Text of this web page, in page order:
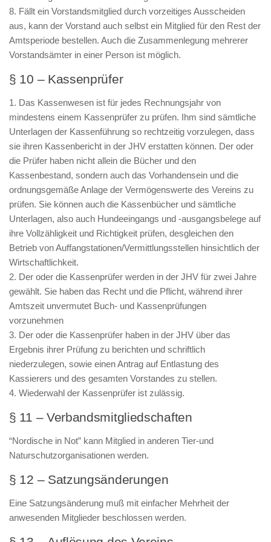
8. Fällt ein Vorstandsmitglied durch vorzeitiges Ausscheiden
aus, kann der Vorstand auch selbst ein Mitglied für den Rest der
Amtsperiode bestellen. Auch die Zusammenlegung mehrerer
Vorstandsämter in einer Person ist möglich.
§ 10 – Kassenprüfer
1. Das Kassenwesen ist für jedes Rechnungsjahr von
mindestens einem Kassenprüfer zu prüfen. Ihm sind sämtliche
Unterlagen der Kassenführung so rechtzeitig vorzulegen, dass
sie ihren Kassenbericht in der JHV erstatten können. Der oder
die Prüfer haben nicht allein die Bücher und den
Kassenbestand, sondern auch das Vorhandensein und die
ordnungsgemäße Anlage der Vermögenswerte des Vereins zu
prüfen. Sie können auch die Kassenbücher und sämtliche
Unterlagen, also auch Hundeeingangs und -ausgangsbelege auf
ihre Vollzähligkeit und Richtigkeit prüfen, desgleichen den
Betrieb von Auffangstationen/Vermittlungsstellen hinsichtlich der
Wirtschaftlichkeit.
2. Der oder die Kassenprüfer werden in der JHV für zwei Jahre
gewählt. Sie haben das Recht und die Pflicht, während ihrer
Amtszeit unvermutet Buch- und Kassenprüfungen
vorzunehmen
3. Der oder die Kassenprüfer haben in der JHV über das
Ergebnis ihrer Prüfung zu berichten und schriftlich
niederzulegen, sowie einen Antrag auf Entlastung des
Kassierers und des gesamten Vorstandes zu stellen.
4. Wiederwahl der Kassenprüfer ist zulässig.
§ 11 – Verbandsmitgliedschaften
“Nordische in Not” kann Mitglied in anderen Tier-und
Naturschutzorganisationen werden.
§ 12 – Satzungsänderungen
Eine Satzungsänderung muß mit einfacher Mehrheit der
anwesenden Mitglieder beschlossen werden.